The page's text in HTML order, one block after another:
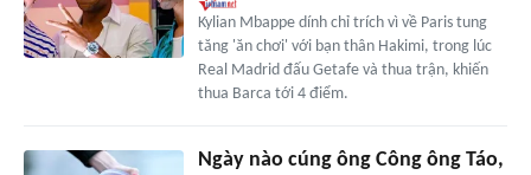
Kylian Mbappe dính chỉ trích vì về Paris tung
tăng 'ăn chơi' với bạn thân Hakimi, trong lúc
Real Madrid đấu Getafe và thua trận, khiến
thua Barca tới 4 điểm.
Ngày nào cúng ông Công ông Táo,